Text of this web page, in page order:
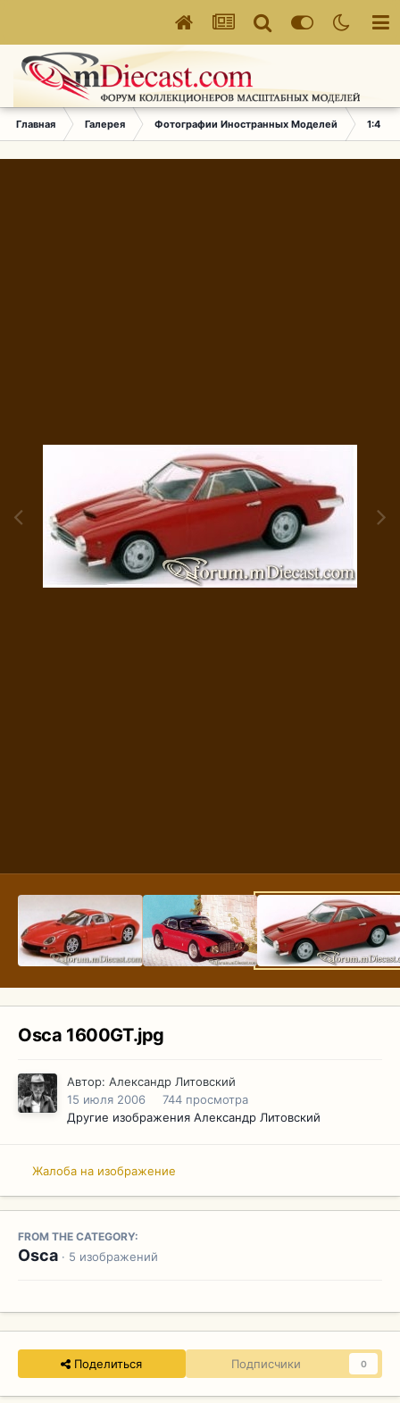
Главная Галерея Фотографии Иностранных Моделей 1:43
Osca 1600GT.jpg
Автор: Александр Литовский
15 июля 2006
744 просмотра
Другие изображения Александр Литовский
Жалоба на изображение
FROM THE CATEGORY:
Osca · 5 изображений
Поделиться Подписчики 0